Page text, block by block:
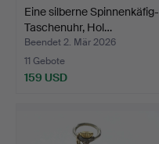
Eine silberne Spinnenkäfig-
Taschenuhr, Hol…
Beendet 2. Mär 2026
11 Gebote
159 USD